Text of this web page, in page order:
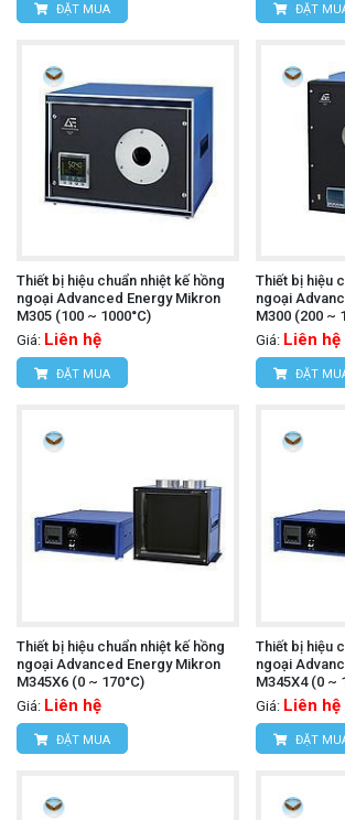
ĐẶT MUA ĐẶT
Thiết bị hiệu chuẩn nhiệt kế hồng
ngoại Advanced Energy Mikron
M305 (100 ~ 1000°C)
Giá: Liên hệ
ĐẶT MUA
Thiết bị hiệu
ngoại
M300 (200 ~
Giá: Liên hệ
ĐẶT
Thiết bị hiệu chuẩn nhiệt kế hồng
ngoại Advanced Energy Mikron
M345X6 (0 ~ 170°C)
Giá: Liên hệ
ĐẶT MUA
Thiết bị hiệu
ngoại
M345X4 (0 ~
Giá: Liên hệ
ĐẶT